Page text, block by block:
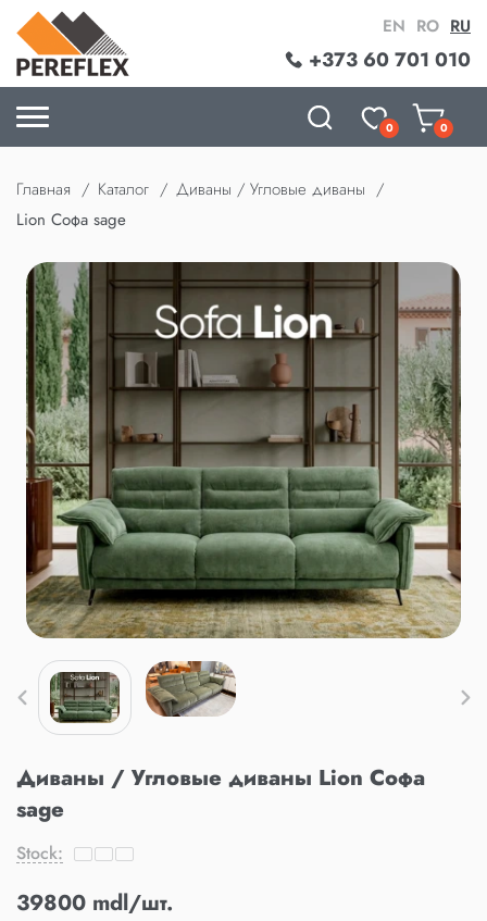
+373 60 701 010
EN RO RU
0 0
Главная Каталог
Диваны / Угловые диваны
Lion Софа sage
Диваны / Угловые диваны Lion Софа
sage
Stock:
39800 mdl/шт.